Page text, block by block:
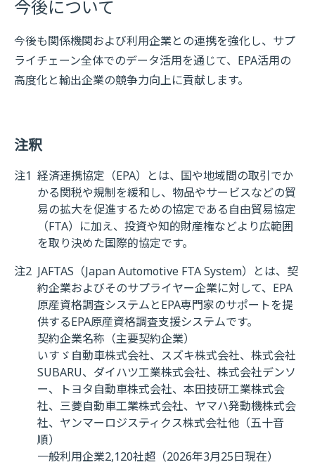
今後について
今後も関係機関および利用企業との連携を強化し、サプ
ライチェーン全体でのデータ活用を通じて、EPA活用の
高度化と輸出企業の競争力向上に貢献します。
注釈
注1 経済連携協定（EPA）とは、国や地域間の取引でか
かる関税や規制を緩和し、物品やサービスなどの貿
易の拡大を促進するための協定である自由貿易協定
（FTA）に加え、投資や知的財産権などより広範囲
を取り決めた国際的協定です。
注2 JAFTAS（Japan Automotive FTA System）とは、契
約企業およびそのサプライヤー企業に対して、EPA
原産資格調査システムとEPA専門家のサポートを提
供するEPA原産資格調査支援システムです。
契約企業名称（主要契約企業）
いすゞ自動車株式会社、スズキ株式会社、株式会社
SUBARU、ダイハツ工業株式会社、株式会社デンソ
ー、トヨタ自動車株式会社、本田技研工業株式会
社、三菱自動車工業株式会社、ヤマハ発動機株式会
社、ヤンマーロジスティクス株式会社他（五十音
順）
一般利用企業2,120社超（2026年3月25日現在）